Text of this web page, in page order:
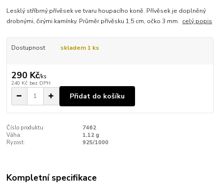
Lesklý stříbrný přívěsek ve tvaru houpacího koně. Přívěsek je doplněný
drobnými, čirými kamínky. Průměr přívěsku 1,5 cm, očko 3 mm. celý popis
Dostupnost skladem 1 ks
290 Kč/ks
240 Kč bez DPH
Přidat do košíku
Číslo produktu:
7462
Váha:
1,12 g
Ryzost:
925/1000
Kompletní specifikace